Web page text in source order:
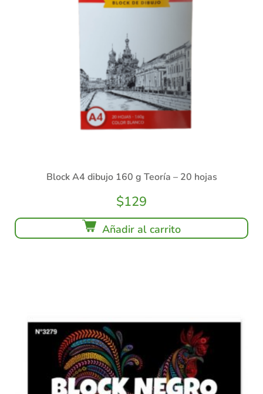
Block A4 dibujo 160 g Teoría – 20 hojas
$129
Añadir al carrito